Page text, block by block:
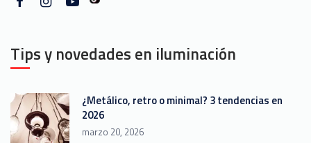
Tips y novedades en iluminación
¿Metálico, retro o minimal? 3 tendencias en
2026
marzo 20, 2026